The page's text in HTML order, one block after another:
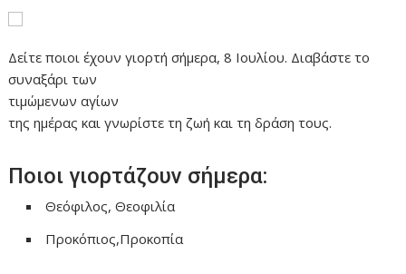
Δείτε ποιοι έχουν γιορτή σήμερα, 8 Ιουλίου. Διαβάστε το
συναξάρι των
τιμώμενων αγίων
της ημέρας και γνωρίστε τη ζωή και τη δράση τους.
Ποιοι γιορτάζουν σήμερα:
Θεόφιλος, Θεοφιλία
Προκόπιος,Προκοπία